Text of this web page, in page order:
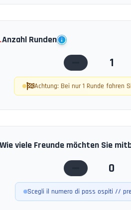
Anzahl Runden
1
Achtung: Bei nur 1 Runde fahren
Wie viele Freunde möchten Sie
0
Scegli il numero di pass ospiti //